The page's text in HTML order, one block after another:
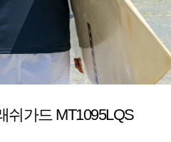
쉬가드 MT1095LQS